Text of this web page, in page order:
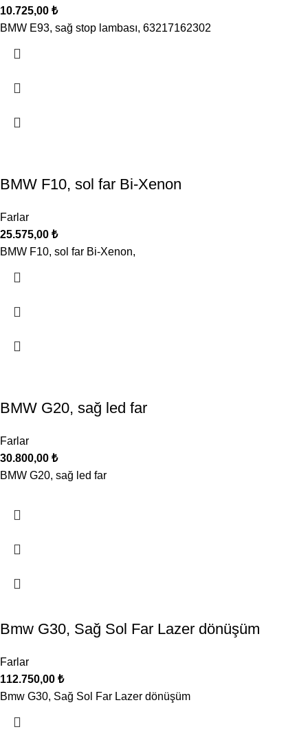
10.725,00 ₺
BMW E93, sağ stop lambası, 63217162302
BMW F10, sol far Bi-Xenon
Farlar
25.575,00 ₺
BMW F10, sol far Bi-Xenon,
BMW G20, sağ led far
Farlar
30.800,00 ₺
BMW G20, sağ led far
Bmw G30, Sağ Sol Far Lazer dönüşüm
Farlar
112.750,00 ₺
Bmw G30, Sağ Sol Far Lazer dönüşüm